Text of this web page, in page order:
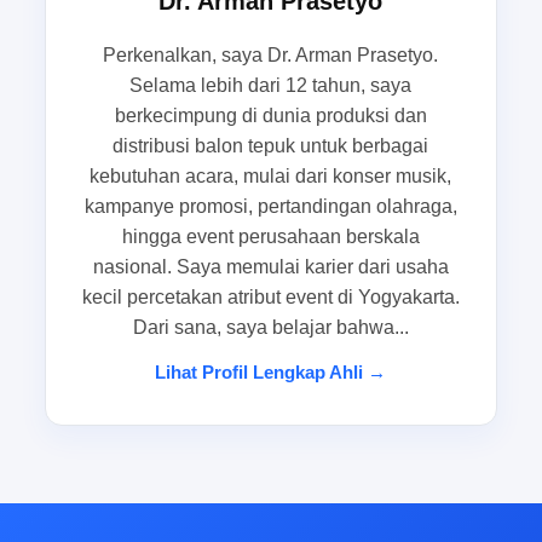
Situasi pengadaan mendadak saat
pertandingan olahraga, kampanye
suporter, atau grand opening
Pada pertandingan olahraga, kampanye suporter,
maupun grand opening, balon tepuk sering
menjadi elemen sederhana yang memberi
dampak besar pada atmosfer. Ketika ribuan
tangan bergerak serempak, visual yang tercipta
langsung terasa hidup dan kompak. Namun,
Perkenalkan, saya Dr. Arman Prasetyo.
Selama lebih dari 12 tahun, saya
berkecimpung di dunia produksi dan
distribusi balon tepuk untuk berbagai
kebutuhan acara, mulai dari konser musik,
kampanye promosi, pertandingan olahraga,
hingga event perusahaan berskala
nasional. Saya memulai karier dari usaha
kecil percetakan atribut event di Yogyakarta.
Dari sana, saya belajar bahwa...
Lihat Profil Lengkap Ahli →